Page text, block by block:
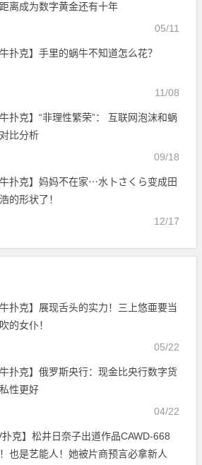
离成为数字黄金还有十年
05/11
牛扑克】手里的蜗牛不知道怎么花？
11/08
牛扑克】“非理性繁荣”： 互联网泡沫和蜗
比分析
09/18
牛扑克】妈妈不在家⋯水卜さくら变成田
的形状了！
12/17
牛扑克】展现舌头的实力！三上悠亜要当
的女仆！
05/22
牛扑克】俄罗斯央行：现金比央行数字货
性更好
04/22
扑克】松井日奈子出道作品CAWD-668
也是艺能人！她被片商预言必拿新人